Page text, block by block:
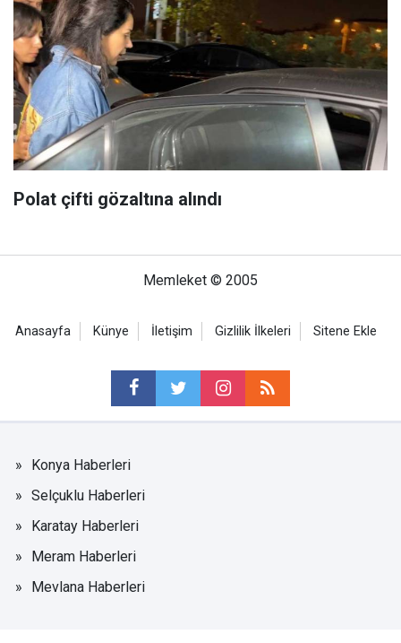
Polat çifti gözaltına alındı
Memleket © 2005
Anasayfa Künye İletişim Gizlilik İlkeleri Sitene Ekle
Konya Haberleri
Selçuklu Haberleri
Karatay Haberleri
Meram Haberleri
Mevlana Haberleri